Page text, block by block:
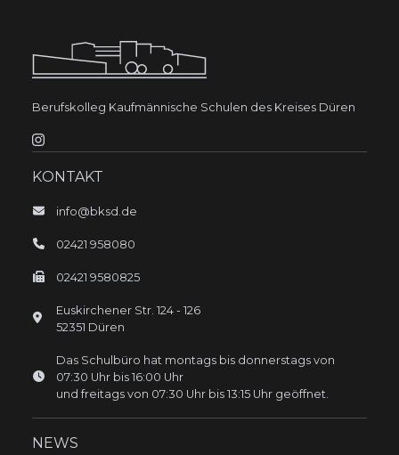
Berufskolleg Kaufmännische Schulen des Kreises Düren
KONTAKT
info@bksd.de
02421 958080
02421 9580825
Euskirchener Str. 124 - 126
52351 Düren
Das Schulbüro hat montags bis donnerstags von
07:30 Uhr bis 16:00 Uhr
und freitags von 07:30 Uhr bis 13:15 Uhr geöffnet.
NEWS